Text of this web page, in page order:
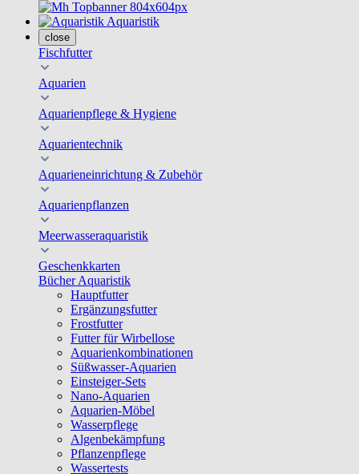
Aquaristik
close
Fischfutter
Aquarien
Aquarienpflege & Hygiene
Aquarientechnik
Aquarieneinrichtung & Zubehör
Aquarienpflanzen
Meerwasseraquaristik
Geschenkkarten
Bücher Aquaristik
Hauptfutter
Ergänzungsfutter
Frostfutter
Futter für Wirbellose
Aquarienkombinationen
Süßwasser-Aquarien
Einsteiger-Sets
Nano-Aquarien
Aquarien-Möbel
Wasserpflege
Algenbekämpfung
Pflanzenpflege
Wassertests